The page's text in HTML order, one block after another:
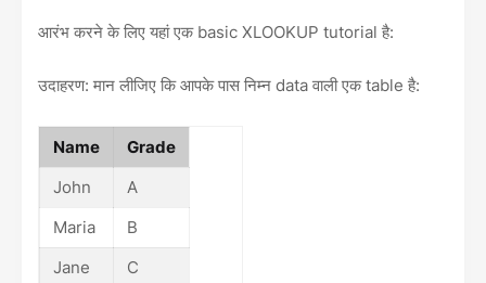
आरंभ करने के लिए यहां एक basic XLOOKUP tutorial है:
उदाहरण: मान लीजिए कि आपके पास निम्न data वाली एक table है:
Name
Grade
John
A
Maria
B
Jane
C